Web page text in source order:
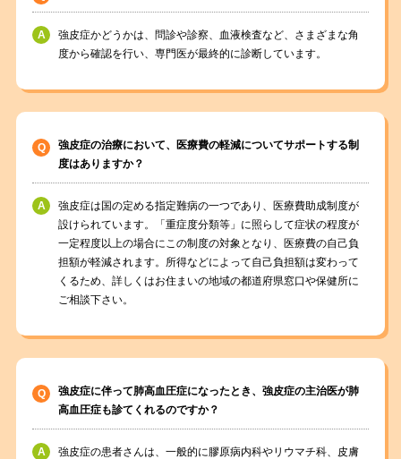
強皮症かどうかは、問診や診察、血液検査など、さまざまな角
度から確認を行い、専門医が最終的に診断しています。
強皮症の治療において、医療費の軽減についてサポートする制
度はありますか？
強皮症は国の定める指定難病の一つであり、医療費助成制度が
設けられています。「重症度分類等」に照らして症状の程度が
一定程度以上の場合にこの制度の対象となり、医療費の自己負
担額が軽減されます。所得などによって自己負担額は変わって
くるため、詳しくはお住まいの地域の都道府県窓口や保健所に
ご相談下さい。
強皮症に伴って肺高血圧症になったとき、強皮症の主治医が肺
高血圧症も診てくれるのですか？
強皮症の患者さんは、一般的に膠原病内科やリウマチ科、皮膚